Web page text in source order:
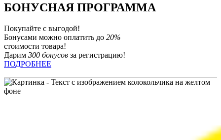
БОНУСНАЯ ПРОГРАММА
Покупайте с выгодой!
Бонусами можно оплатить до 20%
стоимости товара!
Дарим 300 бонусов за регистрацию!
ПОДРОБНЕЕ